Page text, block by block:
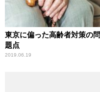
東京に偏った高齢者対策の問
題点
2019.06.19